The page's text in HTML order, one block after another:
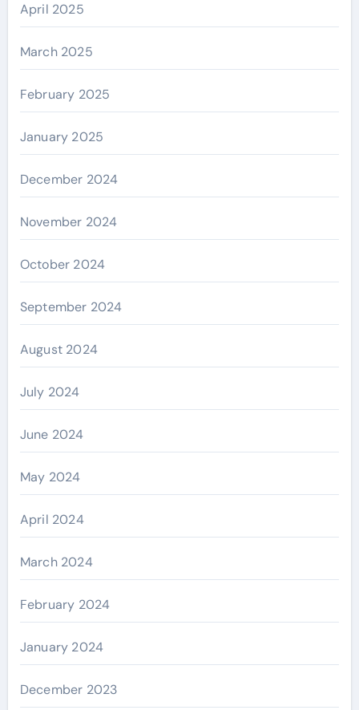
April 2025
March 2025
February 2025
January 2025
December 2024
November 2024
October 2024
September 2024
August 2024
July 2024
June 2024
May 2024
April 2024
March 2024
February 2024
January 2024
December 2023